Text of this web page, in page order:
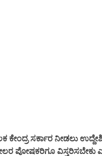
ಸರ್ಕಾರ ನೀಡಲು
ಪೋಷಕರಿಗೂ ವಿಸ್ತರಿಸಬೇಕು